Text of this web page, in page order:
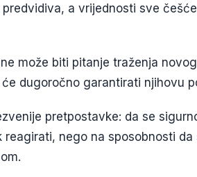
a vrijednosti sve
može biti pitanje traženja
dugoročno garantirati njihovu
pretpostavke: da se
nego na sposobnosti da